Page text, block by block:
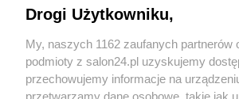
Sport
Społeczeństwo
Drogi Użytkowniku,
My, naszych 1162 zaufanych partnerów
podmioty z salon24.pl uzyskujemy
przechowujemy informacje na
przetwarzamy dane osobowe, takie jak